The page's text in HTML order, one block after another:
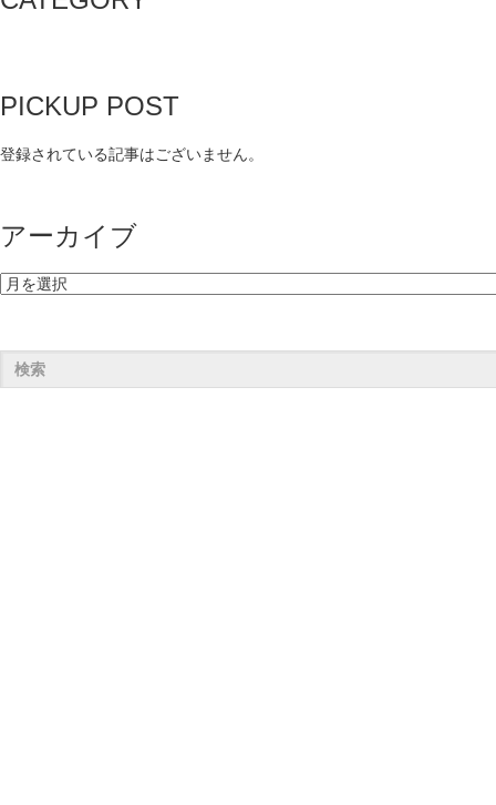
PICKUP POST
登録されている記事はございません。
アーカイブ
ア
イ